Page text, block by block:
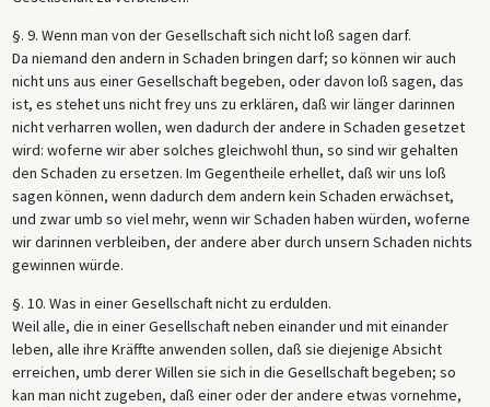
§. 9. Wenn man von der Gesellschaft sich nicht loß sagen darf.
Da niemand den andern in Schaden bringen darf; so können wir auch
nicht uns aus einer Gesellschaft begeben, oder davon loß sagen, das
ist, es stehet uns nicht frey uns zu erklären, daß wir länger darinnen
nicht verharren wollen, wen dadurch der andere in Schaden gesetzet
wird: woferne wir aber solches gleichwohl thun, so sind wir gehalten
den Schaden zu ersetzen. Im Gegentheile erhellet, daß wir uns loß
sagen können, wenn dadurch dem andern kein Schaden erwächset,
und zwar umb so viel mehr, wenn wir Schaden haben würden, woferne
wir darinnen verbleiben, der andere aber durch unsern Schaden nichts
gewinnen würde.
§. 10. Was in einer Gesellschaft nicht zu erdulden.
Weil alle, die in einer Gesellschaft neben einander und mit einander
leben, alle ihre Kräffte anwenden sollen, daß sie diejenige Absicht
erreichen, umb derer Willen sie sich in die Gesellschaft begeben; so
kan man nicht zugeben, daß einer oder der andere etwas vornehme,